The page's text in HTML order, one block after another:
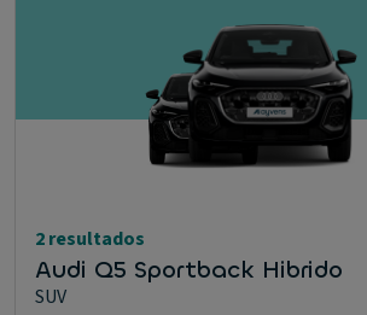
2 resultados
Audi Q5 Sportback Hibrido
SUV